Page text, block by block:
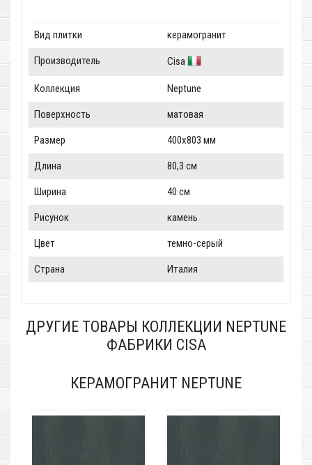
Вид плитки керамогранит
Производитель Cisa
Коллекция Neptune
Поверхность матовая
Размер 400x803 мм
Длина 80,3 см
Ширина 40 см
Рисунок камень
Цвет темно-серый
Страна Италия
ДРУГИЕ ТОВАРЫ КОЛЛЕКЦИИ NEPTUNE
ФАБРИКИ CISA
КЕРАМОГРАНИТ NEPTUNE